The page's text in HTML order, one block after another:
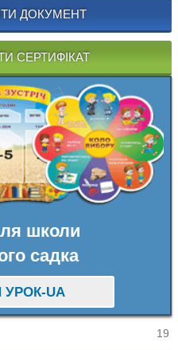
ДОКУМЕНТ
СЕРТИФІКАТ
школи
садка
UA
19